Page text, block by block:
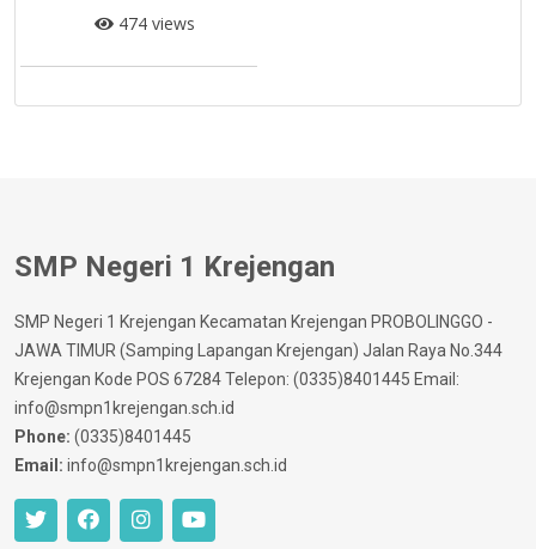
474 views
SMP Negeri 1 Krejengan
SMP Negeri 1 Krejengan Kecamatan Krejengan PROBOLINGGO -
JAWA TIMUR (Samping Lapangan Krejengan) Jalan Raya No.344
Krejengan Kode POS 67284 Telepon: (0335)8401445 Email:
info@smpn1krejengan.sch.id
Phone: (0335)8401445
Email: info@smpn1krejengan.sch.id